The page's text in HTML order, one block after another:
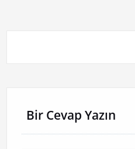
Bir Cevap Yazın